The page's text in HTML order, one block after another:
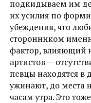
подкидываем им
их усилия по
убеждения, что
сторонником
фактор, влияющий
артистов —
певцы находятся в
ужинают, до места
часам утра. Это